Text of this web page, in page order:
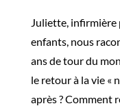
Juliette, infirmière
enfants, nous
ans de tour du
le retour à la vie «
après ? Comment